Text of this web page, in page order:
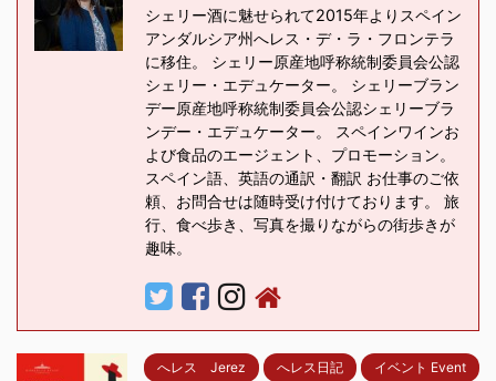
シェリー酒に魅せられて2015年よりスペイン
アンダルシア州へレス・デ・ラ・フロンテラ
に移住。 シェリー原産地呼称統制委員会公認
シェリー・エデュケーター。 シェリーブラン
デー原産地呼称統制委員会公認シェリーブラ
ンデー・エデュケーター。 スペインワインお
よび食品のエージェント、プロモーション。
スペイン語、英語の通訳・翻訳 お仕事のご依
頼、お問合せは随時受け付けております。 旅
行、食べ歩き、写真を撮りながらの街歩きが
趣味。
へレス Jerez へレス日記 イベント Event